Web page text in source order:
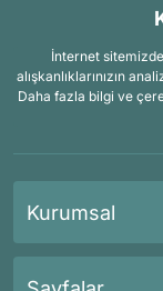
İnternet
alışkanlıklarınızın
Daha fazla bilgi ve
Kurumsal